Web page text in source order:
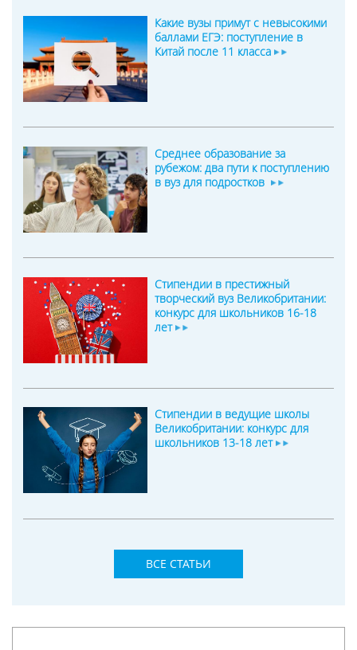
Какие вузы примут с невысокими
баллами ЕГЭ: поступление в
Китай после 11 класса
Среднее образование за
рубежом: два пути к поступлению
в вуз для подростков
Стипендии в престижный
творческий вуз Великобритании:
конкурс для школьников 16-18
лет
Стипендии в ведущие школы
Великобритании: конкурс для
школьников 13-18 лет
ВСЕ СТАТЬИ